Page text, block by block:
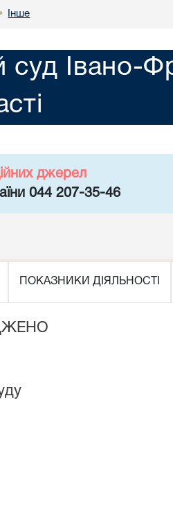
Інше
Івано-
джерел
044 207-35-46
ПОКАЗНИКИ ДІЯЛЬНОСТІ